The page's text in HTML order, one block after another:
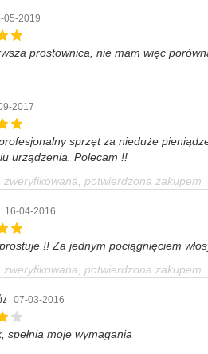
05-2019
prostownica, nie mam więc
2017
sprzęt za nieduże
urządzenia. Polecam !!
zweryfikowana, potwierdzona zakupem
16-04-2016
!! Za jednym pociągnięciem
zweryfikowana, potwierdzona zakupem
07-03-2016
spełnia moje wymagania